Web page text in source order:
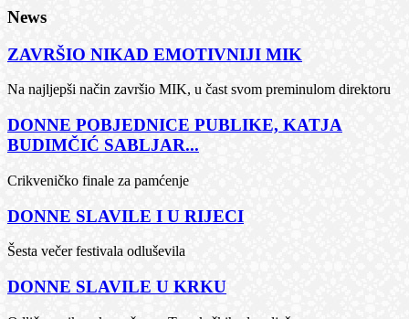
News
ZAVRŠIO NIKAD EMOTIVNIJI MIK
Na najljepši način završio MIK, u čast svom preminulom direktoru
DONNE POBJEDNICE PUBLIKE, KATJA
BUDIMČIĆ SABLJAR...
Crikveničko finale za pamćenje
DONNE SLAVILE I U RIJECI
Šesta večer festivala odluševila
DONNE SLAVILE U KRKU